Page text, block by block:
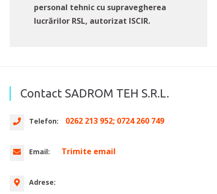
personal tehnic cu supravegherea
lucrărilor RSL, autorizat ISCIR.
Contact SADROM TEH S.R.L.
Telefon: 0262 213 952; 0724 260 749
Email: Trimite email
Adrese: